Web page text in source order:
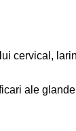
cervical,
ale